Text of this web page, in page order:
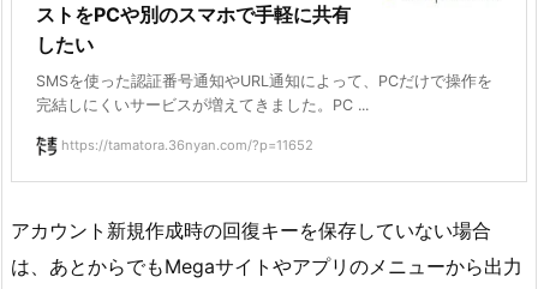
ストをPCや別のスマホで手軽に共有
したい
SMSを使った認証番号通知やURL通知によって、PCだけで操作を
完結しにくいサービスが増えてきました。PC ...
https://tamatora.36nyan.com/?p=11652
アカウント新規作成時の回復キーを保存していない場合
は、あとからでもMegaサイトやアプリのメニューから出力